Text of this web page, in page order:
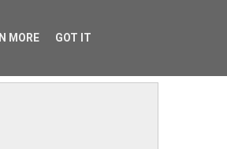
ΑΓ ΔΗΜΗΤΡΙΟΣ
MORE GOT IT